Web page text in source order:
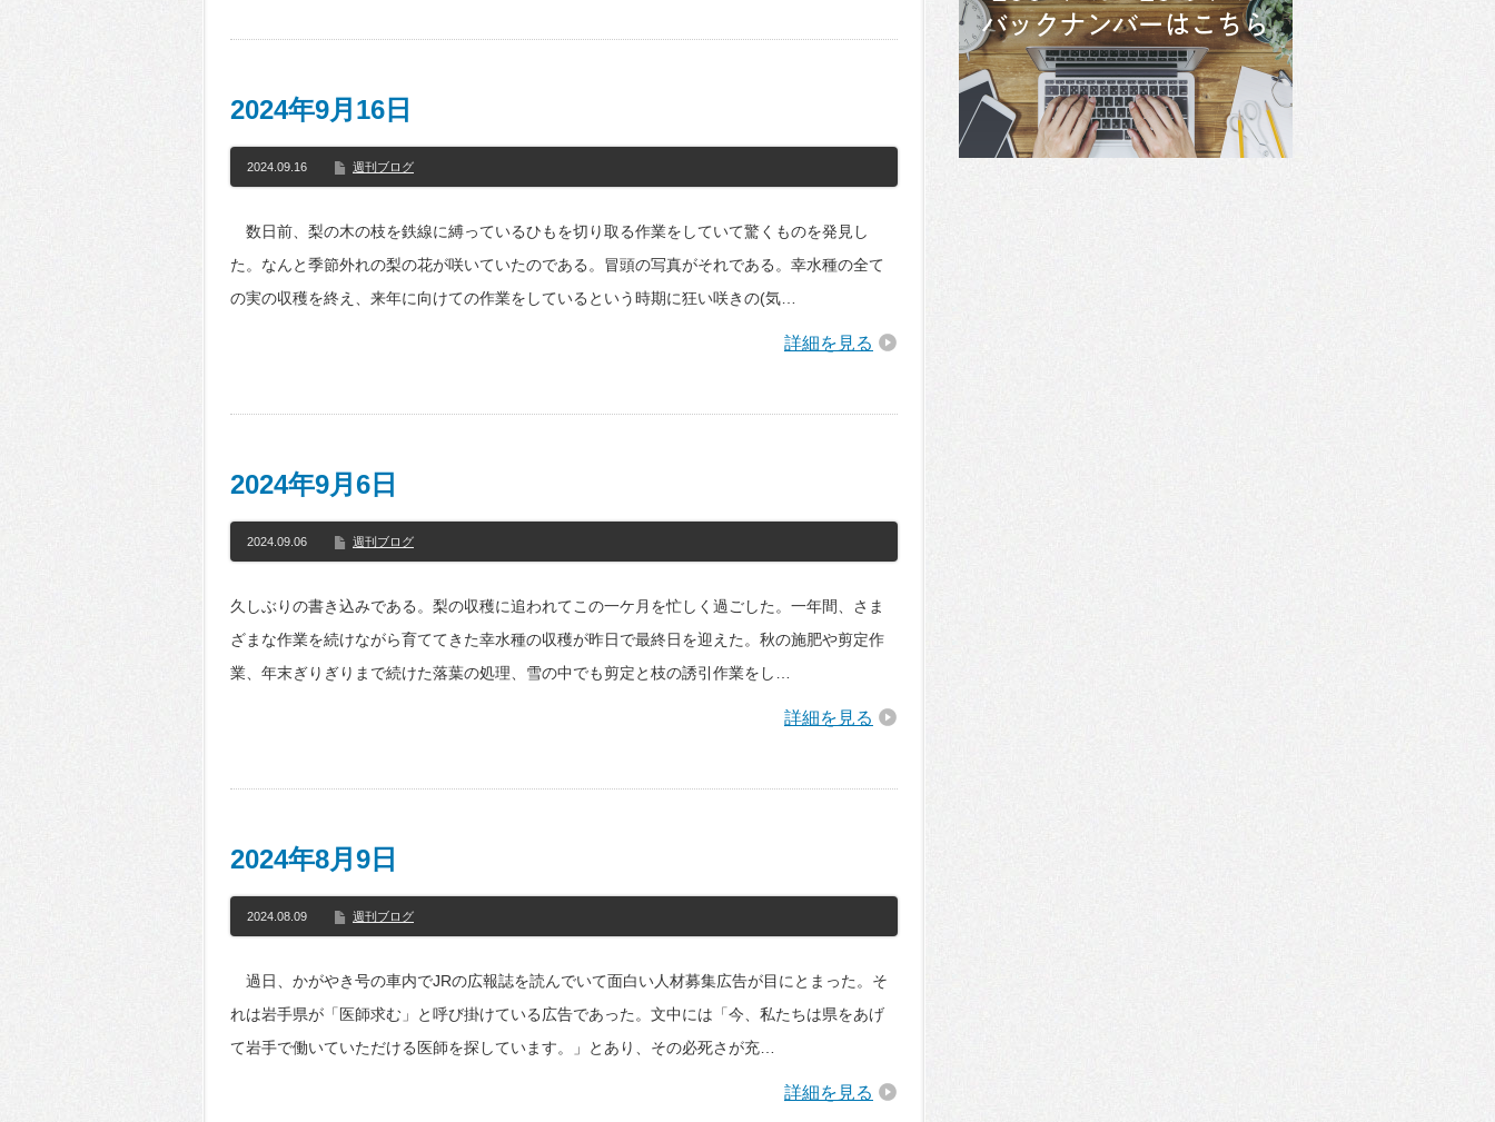
2024年9月16日
2024.09.16 週刊ブログ
数日前、梨の木の枝を鉄線に縛っているひもを切り取る作業をしていて驚くものを発見し
た。なんと季節外れの梨の花が咲いていたのである。冒頭の写真がそれである。幸水種の全て
の実の収穫を終え、来年に向けての作業をしているという時期に狂い咲きの(気…
詳細を見る
2024年9月6日
2024.09.06 週刊ブログ
久しぶりの書き込みである。梨の収穫に追われてこの一ケ月を忙しく過ごした。一年間、さま
ざまな作業を続けながら育ててきた幸水種の収穫が昨日で最終日を迎えた。秋の施肥や剪定作
業、年末ぎりぎりまで続けた落葉の処理、雪の中でも剪定と枝の誘引作業をし…
詳細を見る
2024年8月9日
2024.08.09 週刊ブログ
過日、かがやき号の車内でJRの広報誌を読んでいて面白い人材募集広告が目にとまった。そ
れは岩手県が「医師求む」と呼び掛けている広告であった。文中には「今、私たちは県をあげ
て岩手で働いていただける医師を探しています。」とあり、その必死さが充…
詳細を見る